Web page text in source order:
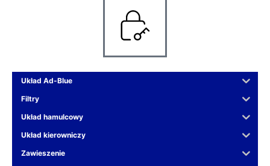
Układ Ad-Blue
Filtry
Układ hamulcowy
Układ kierowniczy
Zawieszenie